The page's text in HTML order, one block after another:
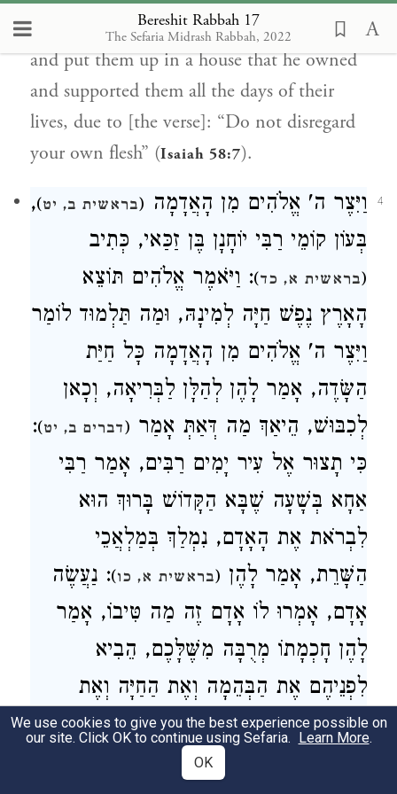
Bereshit Rabbah 17
The Sefaria Midrash Rabbah, 2022
When Rabbi Yosei heard this, he took them
and put them up in a house that he owned
and supported them all the days of their
lives, due to [the verse]: “Do not disregard
your own flesh” (Isaiah 58:7).
4 וַיִּצֶר ה' אֱלֹהִים מִן הָאֲדָמָה (בראשית ב, יט)
,
בְּעוֹן קוֹמֵי רַבִּי יוֹחָנָן בֶּן זַכַּאי, כְּתִיב
(בראשית א, כד): וַיֹּאמֶר אֱלֹהִים תּוֹצֵא
הָאָרֶץ נֶפֶשׁ חַיָּה לְמִינָהּ, וּמַה תַּלְמוּד לוֹמַר
וַיִּצֶר ה' אֱלֹהִים מִן הָאֲדָמָה כָּל חַיַּת
הַשָּׂדֶה, אָמַר לָהֶן לְהַלָּן לַבְּרִיאָה, וְכָאן
לְכִבּוּשׁ, הֵיאַךְ מַה דְּאַתְּ אָמַר (דברים ב, יט)
:
כִּי תָצוּר אֶל עִיר יָמִים רַבִּים, אָמַר רַבִּי
אַחָא בְּשָׁעָה שֶׁבָּא הַקָּדוֹשׁ בָּרוּךְ הוּא
לִבְרֹאת אֶת הָאָדָם, נִמְלַךְ בְּמַלְאֲכֵי
הַשָּׁרֵת, אָמַר לָהֶן (בראשית א, כו): נַעֲשֶׂה
אָדָם, אָמְרוּ לוֹ אָדָם זֶה מַה טִּיבוֹ, אָמַר
לָהֶן חָכְמָתוֹ מְרֻבָּה מִשֶּׁלָּכֶם, הֵבִיא
לִפְנֵיהֶם אֶת הַבְּהֵמָה וְאֶת הַחַיָּה וְאֶת
הָעוֹף, אָמַר לָהֶם זֶה מַה שְּׁמוֹ וְלֹא הָיוּ
יוֹדְעִין, הֶעֱבִירָן לִפְנֵי אָדָם, אָמַר לוֹ זֶה מַה
We use cookies to give you the best experience possible on
our site. Click OK to continue using Sefaria. Learn More.
OK